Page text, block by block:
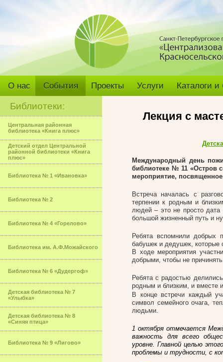
О нас События Проекты Услуги Каталоги
Библиотеки:
Центральная районная
библиотека «Книга плюс»
Детский отдел Центральной
районной библиотеки «Книга
плюс»
Библиотека № 1 «Ивановка»
Библиотека № 2
Библиотека № 4 «Горелово»
Библиотека им. А.Ф.Можайского
Библиотека № 6 «Дудергоф»
Детская библиотека № 7
«Улыбка»
Детская библиотека № 8
«Синяя птица»
Библиотека № 9 «Лигово»
Лекция с
Международный день
библиотеке № 11 «Остров
мероприятие,
Встреча началась с
терпении к родным и
людей – это не просто
большой жизненный путь и
Ребята вспомнили добрых
бабушек и дедушек, которые
В ходе мероприятия
добрыми, чтобы не
Ребята с радостью
родным и близким, и вместе
В конце встречи каждый
символ семейного очага,
людьми.
1 октября отмечается
важность для всего
уровне. Главной целью
проблемы и трудности, с